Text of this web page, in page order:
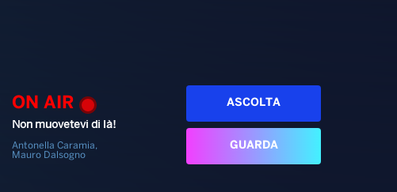
ON AIR
Non muovetevi di là!
Antonella Caramia,
Mauro Dalsogno
ASCOLTA
GUARDA